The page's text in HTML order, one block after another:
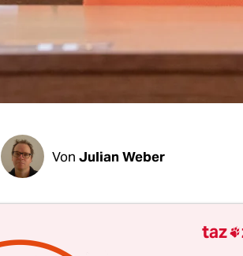
Von Julian Weber
„Wir wollen einfach sehen, was
man es deutlicher sehen als in
taz 